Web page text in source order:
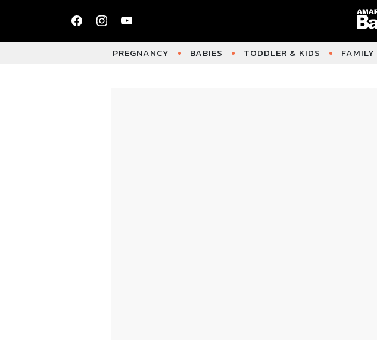
PREGNANCY BABIES TODDLER & KIDS FAMILY